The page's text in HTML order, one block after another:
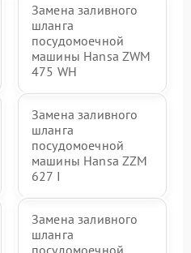
Замена заливного
шланга
посудомоечной
машины Hansa ZWM
475 WH
Замена заливного
шланга
посудомоечной
машины Hansa ZZM
627 I
Замена заливного
шланга